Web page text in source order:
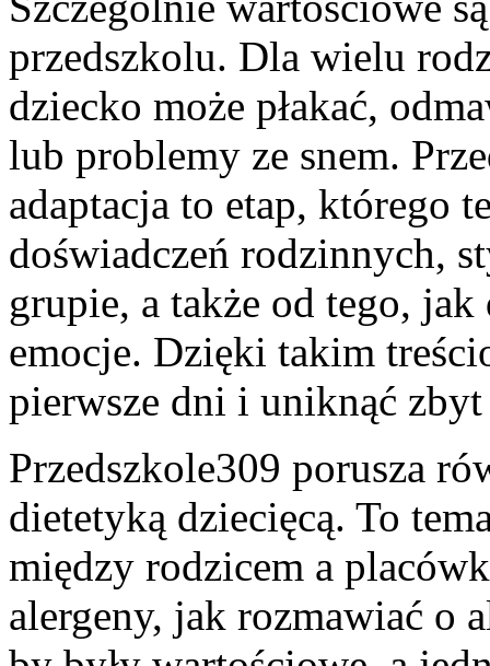
przedszkolu. Dla wielu
dziecko może płakać,
lub problemy ze snem.
adaptacja to etap, którego
doświadczeń rodzinnych,
grupie, a także od tego,
emocje. Dzięki takim
pierwsze dni i uniknąć
Przedszkole309 porusza
dietetyką dziecięcą. To
między rodzicem a
alergeny, jak rozmawiać o